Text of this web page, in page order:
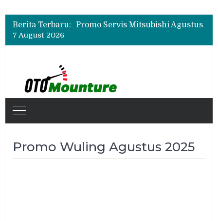
Berita Terbaru:
Bukan Cuma Layar 14,6 Inci, Ini Fitur Pintar Changan Nevo Q05 yang Dibanderol Rp309 Juta
Promo Servis Mitsubishi Agustus 2026, Ada Diskon ESP dan Bodi & Cat Kilau Merdeka
Bukan Cuma Layar 14,6 Inci, Ini Fitur Pintar Changan Nevo Q05 yang Dibanderol Rp309 Juta
7 August 2026
Promo Wuling Agustus 2025